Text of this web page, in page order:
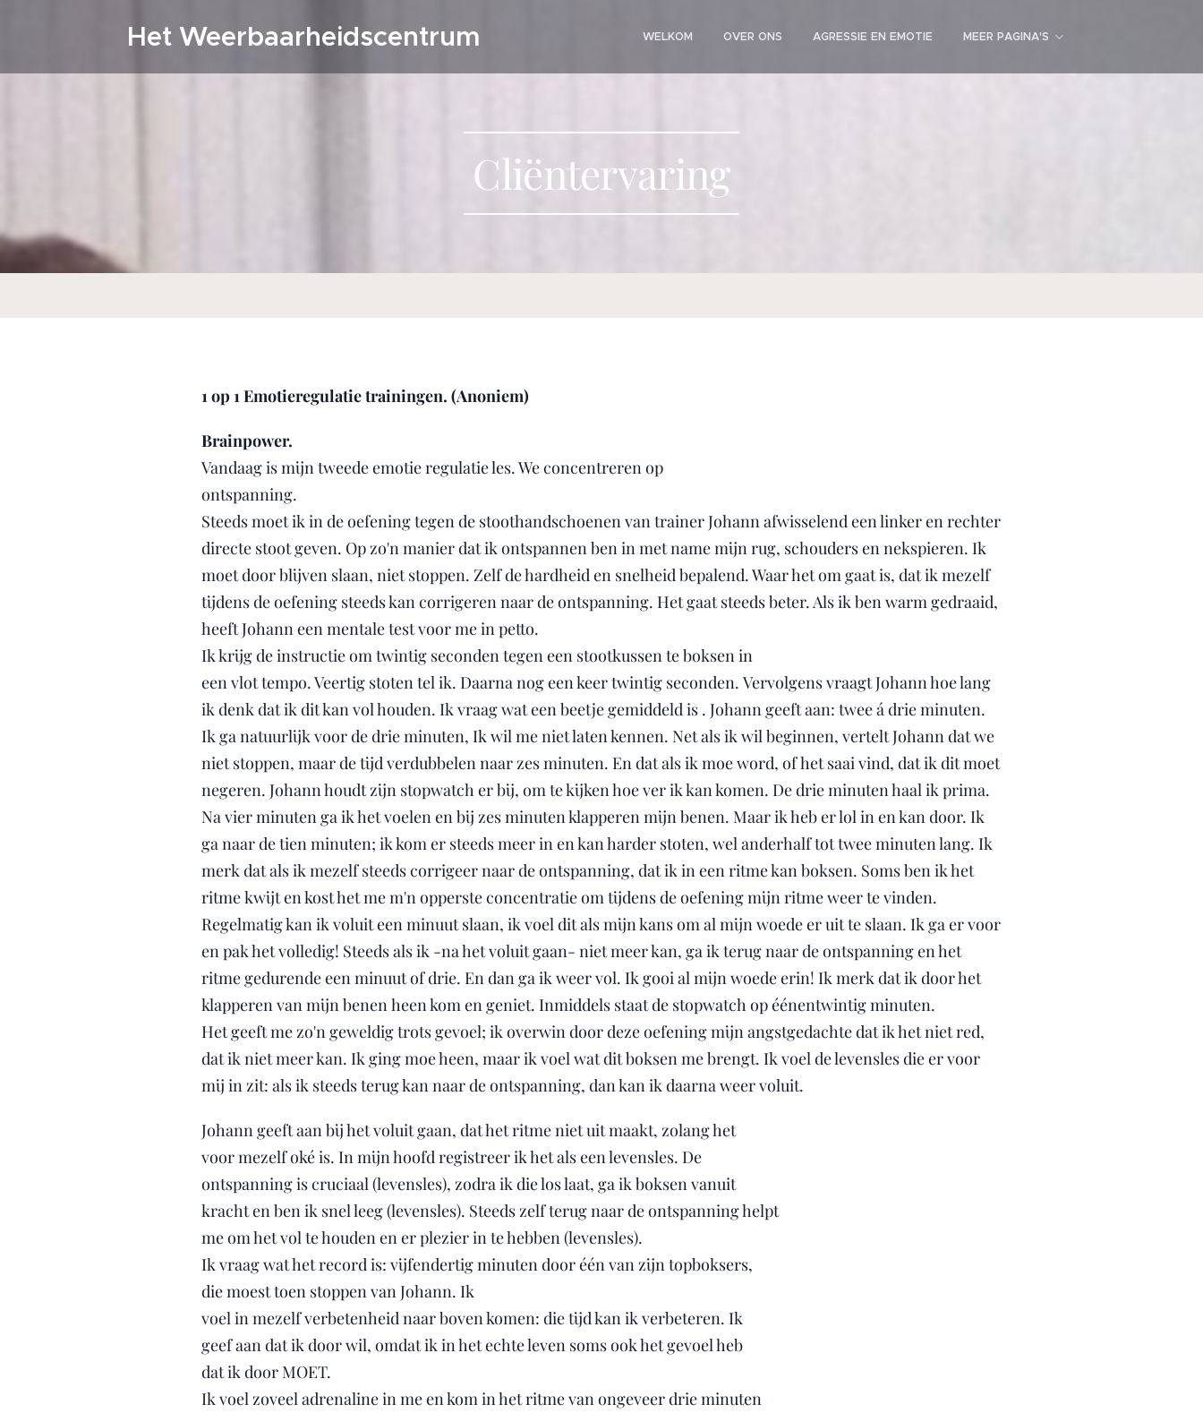
Het Weerbaarheidscentrum WELKOM OVER ONS AGRESSIE EN EMOTIE MEER PAGINA'S
Cliëntervaring
1 op 1 Emotieregulatie trainingen. (Anoniem)
Brainpower.
Vandaag is mijn tweede emotie regulatie les. We concentreren op
ontspanning.
Steeds moet ik in de oefening tegen de stoothandschoenen van trainer Johann afwisselend een linker en rechter
directe stoot geven. Op zo'n manier dat ik ontspannen ben in met name mijn rug, schouders en nekspieren. Ik
moet door blijven slaan, niet stoppen. Zelf de hardheid en snelheid bepalend. Waar het om gaat is, dat ik mezelf
tijdens de oefening steeds kan corrigeren naar de ontspanning. Het gaat steeds beter. Als ik ben warm gedraaid,
heeft Johann een mentale test voor me in petto.
Ik krijg de instructie om twintig seconden tegen een stootkussen te boksen in
een vlot tempo. Veertig stoten tel ik. Daarna nog een keer twintig seconden. Vervolgens vraagt Johann hoe lang
ik denk dat ik dit kan vol houden. Ik vraag wat een beetje gemiddeld is . Johann geeft aan: twee á drie minuten.
Ik ga natuurlijk voor de drie minuten, Ik wil me niet laten kennen. Net als ik wil beginnen, vertelt Johann dat we
niet stoppen, maar de tijd verdubbelen naar zes minuten. En dat als ik moe word, of het saai vind, dat ik dit moet
negeren. Johann houdt zijn stopwatch er bij, om te kijken hoe ver ik kan komen. De drie minuten haal ik prima.
Na vier minuten ga ik het voelen en bij zes minuten klapperen mijn benen. Maar ik heb er lol in en kan door. Ik
ga naar de tien minuten; ik kom er steeds meer in en kan harder stoten, wel anderhalf tot twee minuten lang. Ik
merk dat als ik mezelf steeds corrigeer naar de ontspanning, dat ik in een ritme kan boksen. Soms ben ik het
ritme kwijt en kost het me m'n opperste concentratie om tijdens de oefening mijn ritme weer te vinden.
Regelmatig kan ik voluit een minuut slaan, ik voel dit als mijn kans om al mijn woede er uit te slaan. Ik ga er voor
en pak het volledig! Steeds als ik -na het voluit gaan- niet meer kan, ga ik terug naar de ontspanning en het
ritme gedurende een minuut of drie. En dan ga ik weer vol. Ik gooi al mijn woede erin! Ik merk dat ik door het
klapperen van mijn benen heen kom en geniet. Inmiddels staat de stopwatch op éénentwintig minuten.
Het geeft me zo'n geweldig trots gevoel; ik overwin door deze oefening mijn angstgedachte dat ik het niet red,
dat ik niet meer kan. Ik ging moe heen, maar ik voel wat dit boksen me brengt. Ik voel de levensles die er voor
mij in zit: als ik steeds terug kan naar de ontspanning, dan kan ik daarna weer voluit.
Johann geeft aan bij het voluit gaan, dat het ritme niet uit maakt, zolang het
voor mezelf oké is. In mijn hoofd registreer ik het als een levensles. De
ontspanning is cruciaal (levensles), zodra ik die los laat, ga ik boksen vanuit
kracht en ben ik snel leeg (levensles). Steeds zelf terug naar de ontspanning helpt
me om het vol te houden en er plezier in te hebben (levensles).
Ik vraag wat het record is: vijfendertig minuten door één van zijn topboksers,
die moest toen stoppen van Johann. Ik
voel in mezelf verbetenheid naar boven komen: die tijd kan ik verbeteren. Ik
geef aan dat ik door wil, omdat ik in het echte leven soms ook het gevoel heb
dat ik door MOET.
Ik voel zoveel adrenaline in me en kom in het ritme van ongeveer drie minuten